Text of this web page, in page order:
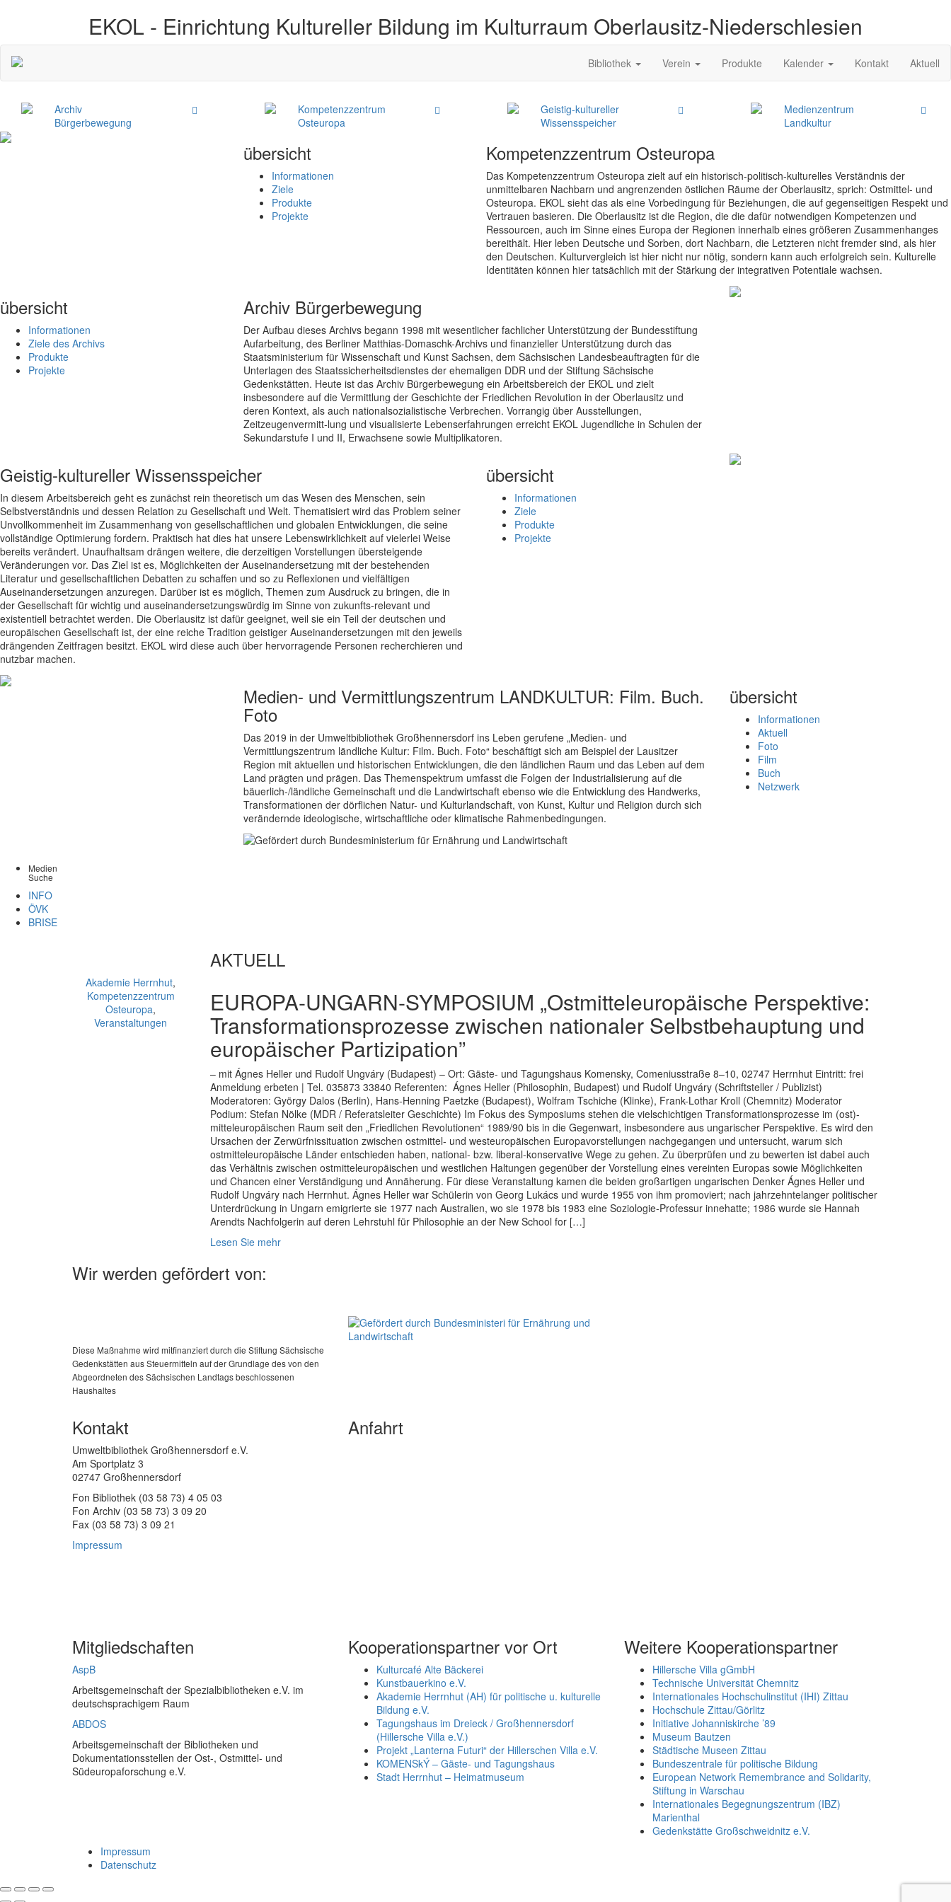
EKOL - Einrichtung Kultureller Bildung im Kulturraum Oberlausitz-Niederschlesien
Bibliothek Verein Produkte Kalender Kontakt Aktuell
Archiv
Bürgerbewegung
Kompetenzzentrum
Osteuropa
Geistig-kultureller
Wissensspeicher
Medienzentrum
Landkultur
übersicht
Informationen
Ziele
Produkte
Projekte
Kompetenzzentrum Osteuropa
Das Kompetenzzentrum Osteuropa zielt auf ein historisch-politisch-kulturelles Verständnis der
unmittelbaren Nachbarn und angrenzenden östlichen Räume der Oberlausitz, sprich: Ostmittel- und
Osteuropa. EKOL sieht das als eine Vorbedingung für Beziehungen, die auf gegenseitigen Respekt und
Vertrauen basieren. Die Oberlausitz ist die Region, die die dafür notwendigen Kompetenzen und
Ressourcen, auch im Sinne eines Europa der Regionen innerhalb eines größeren Zusammenhanges
bereithält. Hier leben Deutsche und Sorben, dort Nachbarn, die Letzteren nicht fremder sind, als hier
den Deutschen. Kulturvergleich ist hier nicht nur nötig, sondern kann auch erfolgreich sein. Kulturelle
Identitäten können hier tatsächlich mit der Stärkung der integrativen Potentiale wachsen.
übersicht
Informationen
Ziele des Archivs
Produkte
Projekte
Archiv Bürgerbewegung
Der Aufbau dieses Archivs begann 1998 mit wesentlicher fachlicher Unterstützung der Bundesstiftung
Aufarbeitung, des Berliner Matthias-Domaschk-Archivs und finanzieller Unterstützung durch das
Staatsministerium für Wissenschaft und Kunst Sachsen, dem Sächsischen Landesbeauftragten für die
Unterlagen des Staatssicherheitsdienstes der ehemaligen DDR und der Stiftung Sächsische
Gedenkstätten. Heute ist das Archiv Bürgerbewegung ein Arbeitsbereich der EKOL und zielt
insbesondere auf die Vermittlung der Geschichte der Friedlichen Revolution in der Oberlausitz und
deren Kontext, als auch nationalsozialistische Verbrechen. Vorrangig über Ausstellungen,
Zeitzeugenvermitt-lung und visualisierte Lebenserfahrungen erreicht EKOL Jugendliche in Schulen der
Sekundarstufe I und II, Erwachsene sowie Multiplikatoren.
Geistig-kultureller Wissensspeicher
In diesem Arbeitsbereich geht es zunächst rein theoretisch um das Wesen des Menschen, sein
Selbstverständnis und dessen Relation zu Gesellschaft und Welt. Thematisiert wird das Problem seiner
Unvollkommenheit im Zusammenhang von gesellschaftlichen und globalen Entwicklungen, die seine
vollständige Optimierung fordern. Praktisch hat dies hat unsere Lebenswirklichkeit auf vielerlei Weise
bereits verändert. Unaufhaltsam drängen weitere, die derzeitigen Vorstellungen übersteigende
Veränderungen vor. Das Ziel ist es, Möglichkeiten der Auseinandersetzung mit der bestehenden
Literatur und gesellschaftlichen Debatten zu schaffen und so zu Reflexionen und vielfältigen
Auseinandersetzungen anzuregen. Darüber ist es möglich, Themen zum Ausdruck zu bringen, die in
der Gesellschaft für wichtig und auseinandersetzungswürdig im Sinne von zukunfts-relevant und
existentiell betrachtet werden. Die Oberlausitz ist dafür geeignet, weil sie ein Teil der deutschen und
europäischen Gesellschaft ist, der eine reiche Tradition geistiger Auseinandersetzungen mit den jeweils
drängenden Zeitfragen besitzt. EKOL wird diese auch über hervorragende Personen recherchieren und
nutzbar machen.
übersicht
Informationen
Ziele
Produkte
Projekte
Medien- und Vermittlungszentrum LANDKULTUR: Film. Buch.
Foto
Das 2019 in der Umweltbibliothek Großhennersdorf ins Leben gerufene „Medien- und
Vermittlungszentrum ländliche Kultur: Film. Buch. Foto“ beschäftigt sich am Beispiel der Lausitzer
Region mit aktuellen und historischen Entwicklungen, die den ländlichen Raum und das Leben auf dem
Land prägten und prägen. Das Themenspektrum umfasst die Folgen der Industrialisierung auf die
bäuerlich-/ländliche Gemeinschaft und die Landwirtschaft ebenso wie die Entwicklung des Handwerks,
Transformationen der dörflichen Natur- und Kulturlandschaft, von Kunst, Kultur und Religion durch sich
verändernde ideologische, wirtschaftliche oder klimatische Rahmenbedingungen.
übersicht
Informationen
Aktuell
Foto
Film
Buch
Netzwerk
Medien
Suche
INFO
ÖVK
BRISE
AKTUELL
Akademie Herrnhut,
Kompetenzzentrum
Osteuropa,
Veranstaltungen
EUROPA-UNGARN-SYMPOSIUM „Ostmitteleuropäische Perspektive:
Transformationsprozesse zwischen nationaler Selbstbehauptung und
europäischer Partizipation”
– mit Ágnes Heller und Rudolf Ungváry (Budapest) – Ort: Gäste- und Tagungshaus Komensky, Comeniusstraße 8–10, 02747 Herrnhut Eintritt: frei
Anmeldung erbeten | Tel. 035873 33840 Referenten: Ágnes Heller (Philosophin, Budapest) und Rudolf Ungváry (Schriftsteller / Publizist)
Moderatoren: György Dalos (Berlin), Hans-Henning Paetzke (Budapest), Wolfram Tschiche (Klinke), Frank-Lothar Kroll (Chemnitz) Moderator
Podium: Stefan Nölke (MDR / Referatsleiter Geschichte) Im Fokus des Symposiums stehen die vielschichtigen Transformationsprozesse im (ost)-
mitteleuropäischen Raum seit den „Friedlichen Revolutionen“ 1989/90 bis in die Gegenwart, insbesondere aus ungarischer Perspektive. Es wird den
Ursachen der Zerwürfnissituation zwischen ostmittel- und westeuropäischen Europavorstellungen nachgegangen und untersucht, warum sich
ostmitteleuropäische Länder entschieden haben, national- bzw. liberal-konservative Wege zu gehen. Zu überprüfen und zu bewerten ist dabei auch
das Verhältnis zwischen ostmitteleuropäischen und westlichen Haltungen gegenüber der Vorstellung eines vereinten Europas sowie Möglichkeiten
und Chancen einer Verständigung und Annäherung. Für diese Veranstaltung kamen die beiden großartigen ungarischen Denker Ágnes Heller und
Rudolf Ungváry nach Herrnhut. Ágnes Heller war Schülerin von Georg Lukács und wurde 1955 von ihm promoviert; nach jahrzehntelanger politischer
Unterdrückung in Ungarn emigrierte sie 1977 nach Australien, wo sie 1978 bis 1983 eine Soziologie-Professur innehatte; 1986 wurde sie Hannah
Arendts Nachfolgerin auf deren Lehrstuhl für Philosophie an der New School for […]
Lesen Sie mehr
Wir werden gefördert von:
Diese Maßnahme wird mitfinanziert durch die Stiftung Sächsische
Gedenkstätten aus Steuermitteln auf der Grundlage des von den
Abgeordneten des Sächsischen Landtags beschlossenen
Haushaltes
Kontakt
Umweltbibliothek Großhennersdorf e.V.
Am Sportplatz 3
02747 Großhennersdorf
Fon Bibliothek (03 58 73) 4 05 03
Fon Archiv (03 58 73) 3 09 20
Fax (03 58 73) 3 09 21
Impressum
Anfahrt
Mitgliedschaften
AspB
Arbeitsgemeinschaft der Spezialbibliotheken e.V. im
deutschsprachigem Raum
ABDOS
Arbeitsgemeinschaft der Bibliotheken und
Dokumentationsstellen der Ost-, Ostmittel- und
Südeuropaforschung e.V.
Kooperationspartner vor Ort
Kulturcafé Alte Bäckerei
Kunstbauerkino e.V.
Akademie Herrnhut (AH) für politische u. kulturelle
Bildung e.V.
Tagungshaus im Dreieck / Großhennersdorf
(Hillersche Villa e.V.)
Projekt „Lanterna Futuri“ der Hillerschen Villa e.V.
KOMENSkÝ – Gäste- und Tagungshaus
Stadt Herrnhut – Heimatmuseum
Weitere Kooperationspartner
Hillersche Villa gGmbH
Technische Universität Chemnitz
Internationales Hochschulinstitut (IHI) Zittau
Hochschule Zittau/Görlitz
Initiative Johanniskirche ’89
Museum Bautzen
Städtische Museen Zittau
Bundeszentrale für politische Bildung
European Network Remembrance and Solidarity,
Stiftung in Warschau
Internationales Begegnungszentrum (IBZ)
Marienthal
Gedenkstätte Großschweidnitz e.V.
Impressum
Datenschutz